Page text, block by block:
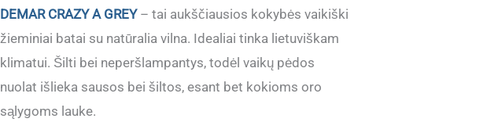
(Dydžiai
atitinka)
DEMAR CRAZY A GREY– tai aukščiausios kokybės vaikiški
žieminiai batai su natūralia vilna. Idealiai tinka lietuviškam
klimatui. Šilti bei neperšlampantys, todėl vaikų pėdos
nuolat išlieka sausos bei šiltos, esant bet kokioms oro
sąlygoms lauke.